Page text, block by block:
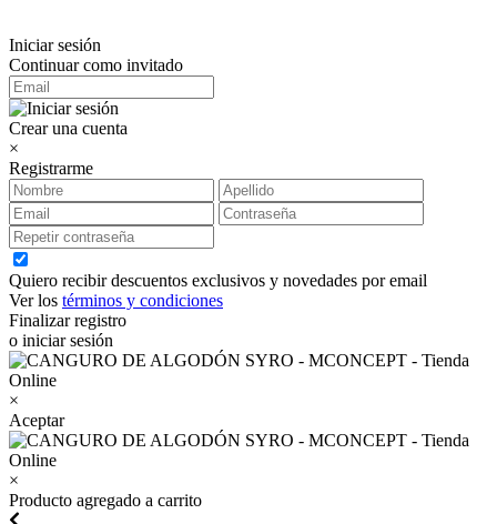
Iniciar sesión
Continuar como invitado
Crear una cuenta
×
Registrarme
Quiero recibir descuentos exclusivos y novedades por email
Ver los términos y condiciones
Finalizar registro
o iniciar sesión
×
Aceptar
×
Producto agregado a carrito